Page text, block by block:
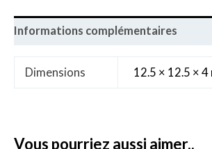
Informations complémentaires
Dimensions 12.5 × 12.5 × 4
vous pourriez aussi aimer..